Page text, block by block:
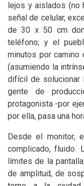
lejos y aislados (no
señal de celular,
de 30 x 50 cm
teléfono; y el
minutos por camino
(asumiendo la
difícil de solucionar
gente de
protagonista -por
por ella, pasa una
Desde el monitor,
complicado, fluido.
límites de la
de amplitud, de